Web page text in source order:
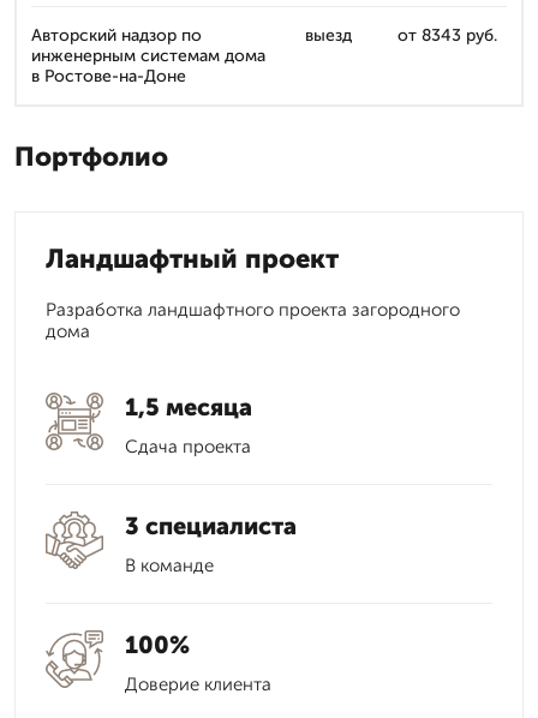
Авторский надзор по
инженерным системам дома
в Ростове-на-Доне
выезд от 8343 руб.
Портфолио
Ландшафтный проект
Разработка ландшафтного проекта загородного
дома
1,5 месяца
Сдача проекта
3 специалиста
В команде
100%
Доверие клиента